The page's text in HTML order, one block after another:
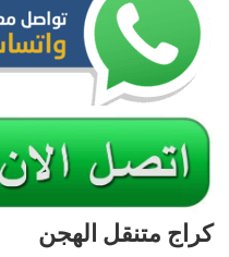
كراج متنقل الهجن